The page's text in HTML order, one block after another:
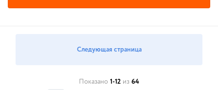
Следующая страница
Показано 1-12 из 64